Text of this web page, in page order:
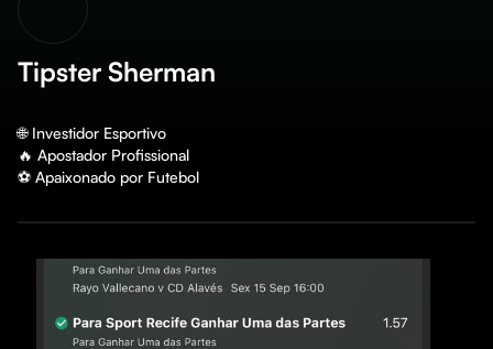
Tipster Sherman
🌐 Investidor Esportivo
🔥 Apostador Profissional
⚽️ Apaixonado por Futebol